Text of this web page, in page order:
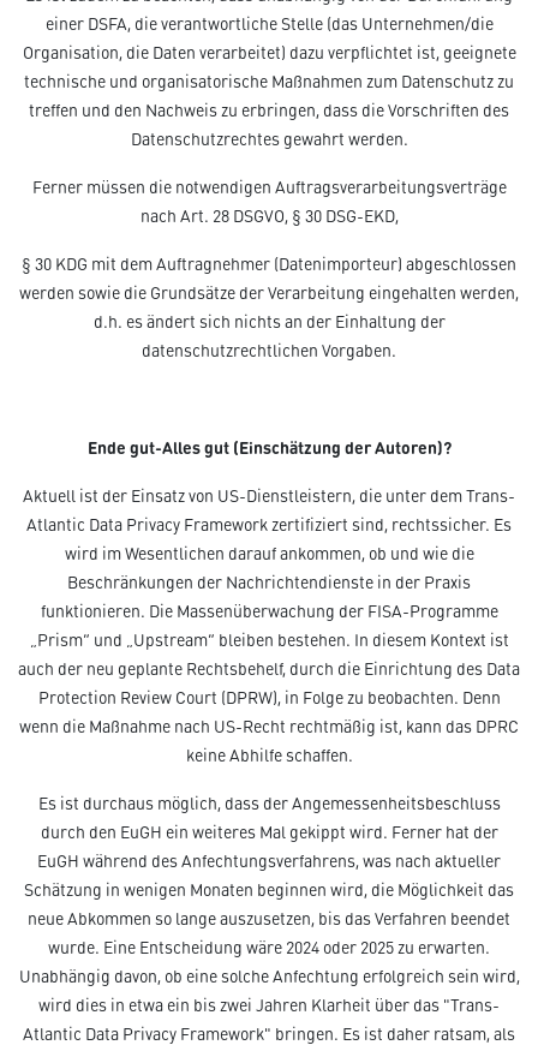
einer DSFA, die verantwortliche Stelle (das Unternehmen/die
Organisation, die Daten verarbeitet) dazu verpflichtet ist, geeignete
technische und organisatorische Maßnahmen zum Datenschutz zu
treffen und den Nachweis zu erbringen, dass die Vorschriften des
Datenschutzrechtes gewahrt werden.
Ferner müssen die notwendigen Auftragsverarbeitungsverträge
nach Art. 28 DSGVO, § 30 DSG-EKD,
§ 30 KDG mit dem Auftragnehmer (Datenimporteur) abgeschlossen
werden sowie die Grundsätze der Verarbeitung eingehalten werden,
d.h. es ändert sich nichts an der Einhaltung der
datenschutzrechtlichen Vorgaben.
Ende gut-Alles gut (Einschätzung der Autoren)?
Aktuell ist der Einsatz von US-Dienstleistern, die unter dem Trans-
Atlantic Data Privacy Framework zertifiziert sind, rechtssicher. Es
wird im Wesentlichen darauf ankommen, ob und wie die
Beschränkungen der Nachrichtendienste in der Praxis
funktionieren. Die Massenüberwachung der FISA-Programme
„Prism“ und „Upstream“ bleiben bestehen. In diesem Kontext ist
auch der neu geplante Rechtsbehelf, durch die Einrichtung des Data
Protection Review Court (DPRW), in Folge zu beobachten. Denn
wenn die Maßnahme nach US-Recht rechtmäßig ist, kann das DPRC
keine Abhilfe schaffen.
Es ist durchaus möglich, dass der Angemessenheitsbeschluss
durch den EuGH ein weiteres Mal gekippt wird. Ferner hat der
EuGH während des Anfechtungsverfahrens, was nach aktueller
Schätzung in wenigen Monaten beginnen wird, die Möglichkeit das
neue Abkommen so lange auszusetzen, bis das Verfahren beendet
wurde. Eine Entscheidung wäre 2024 oder 2025 zu erwarten.
Unabhängig davon, ob eine solche Anfechtung erfolgreich sein wird,
wird dies in etwa ein bis zwei Jahren Klarheit über das "Trans-
Atlantic Data Privacy Framework" bringen. Es ist daher ratsam, als